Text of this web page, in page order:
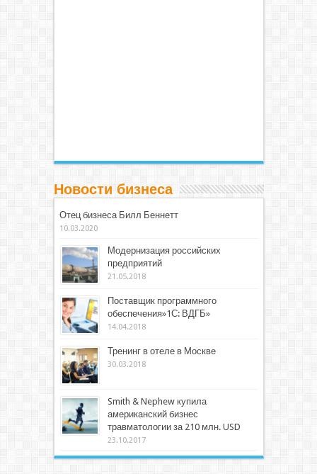
Новости бизнеса
Отец бизнеса Билл Беннетт
10.03.2020
Модернизация российских
предприятий
21.05.2018
Поставщик программного
обеспечения»1С: ВДГБ»
14.04.2018
Тренинг в отеле в Москве
30.03.2018
Smith & Nephew купила
американский бизнес
травматологии за 210 млн. USD
23.10.2017